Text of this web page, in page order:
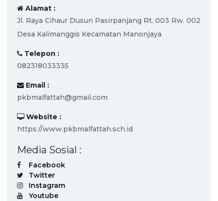
Alamat :
Jl. Raya Cihaur Dusun Pasirpanjang Rt. 003 Rw. 002
Desa Kalimanggis Kecamatan Manonjaya
Telepon :
082318033335
Email :
pkbmalfattah@gmail.com
Website :
https://www.pkbmalfattah.sch.id
Media Sosial :
Facebook
Twitter
Instagram
Youtube